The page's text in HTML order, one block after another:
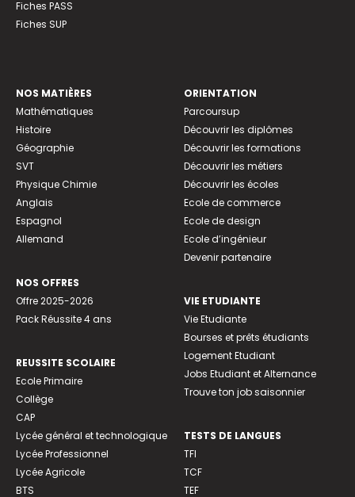
Fiches PASS
Fiches SUP
NOS MATIÈRES
Mathématiques
Histoire
Géographie
SVT
Physique Chimie
Anglais
Espagnol
Allemand
NOS OFFRES
Offre 2025-2026
Pack Réussite 4 ans
REUSSITE SCOLAIRE
Ecole Primaire
Collège
CAP
Lycée général et technologique
Lycée Professionnel
Lycée Agricole
BTS
ORIENTATION
Parcoursup
Découvrir les diplômes
Découvrir les formations
Découvrir les métiers
Découvrir les écoles
Ecole de commerce
Ecole de design
Ecole d’ingénieur
Devenir partenaire
VIE ETUDIANTE
Vie Etudiante
Bourses et prêts étudiants
Logement Etudiant
Jobs Etudiant et Alternance
Trouve ton job saisonnier
TESTS DE LANGUES
TFI
TCF
TEF